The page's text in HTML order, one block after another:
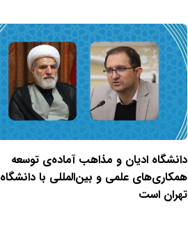
دانشگاه ادیان و مذاهب آماده‌ی توسعه
همکاری‌های علمی و بین‌المللی با دانشگاه
تهران است